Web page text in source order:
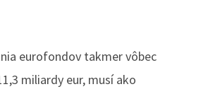
eurofondov takmer vôbec
miliardy eur, musí ako